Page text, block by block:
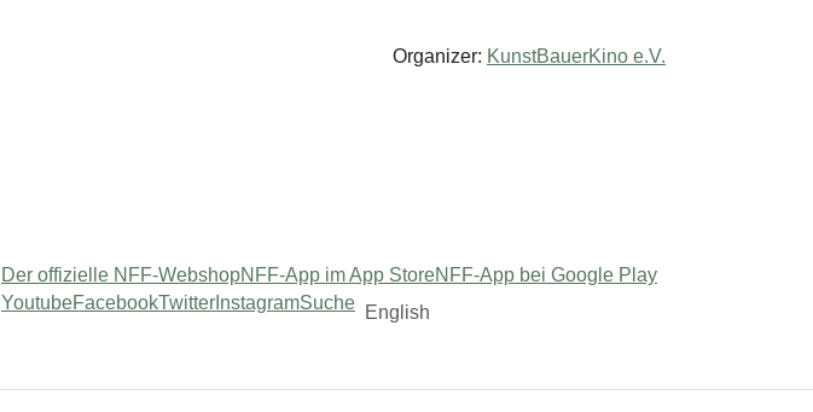
Organizer: KunstBauerKino e.V.
Der offizielle NFF-WebshopNFF-App im App StoreNFF-App bei Google Play
YoutubeFacebookTwitter InstagramSuche English